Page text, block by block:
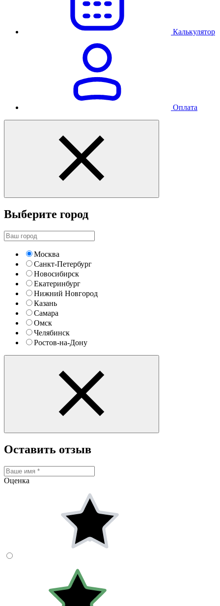
Калькулятор
Оплата
Выберите город
Москва
Санкт-Петербург
Новосибирск
Екатеринбург
Нижний Новгород
Казань
Самара
Омск
Челябинск
Ростов-на-Дону
Оставить отзыв
Оценка